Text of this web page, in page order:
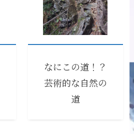
なにこの道！？
芸術的な自然の
道